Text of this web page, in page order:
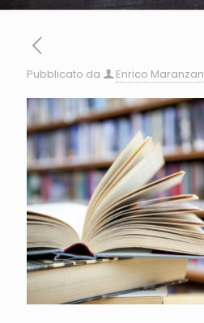
Pubblicato da Enrico